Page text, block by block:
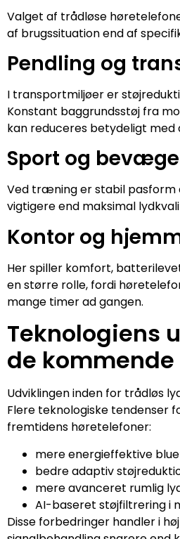
Valget af trådløse
af brugssituation end af
Pendling og
I transportmiljøer er
Konstant baggrundsstøj fra
kan reduceres betydeligt med
Sport og
Ved træning er stabil pasform
vigtigere end maksimal
Kontor og
Her spiller komfort,
en større rolle, fordi
mange timer ad gangen.
Teknologiens
de kommende
Udviklingen inden for trådløs
Flere teknologiske tendenser
fremtidens høretelefoner:
mere energieffektive
bedre adaptiv
mere avanceret rumlig
AI-baseret støjfiltrering i
Disse forbedringer handler i